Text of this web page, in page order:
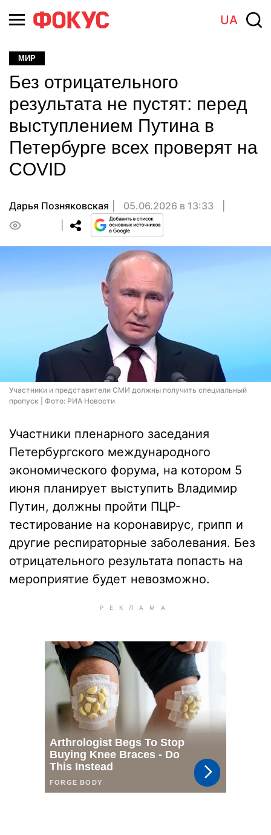
UA
МИР
Без отрицательного
результата не пустят: перед
выступлением Путина в
Петербурге всех проверят на
COVID
Дарья Позняковская
05.06.2026 в 13:33
Участники и представители СМИ должны получить специальный
пропуск | Фото: РИА Новости
Участники пленарного заседания
Петербургского международного
экономического форума, на котором 5
июня планирует выступить Владимир
Путин, должны пройти ПЦР-
тестирование на коронавирус, грипп и
другие респираторные заболевания. Без
отрицательного результата попасть на
мероприятие будет невозможно.